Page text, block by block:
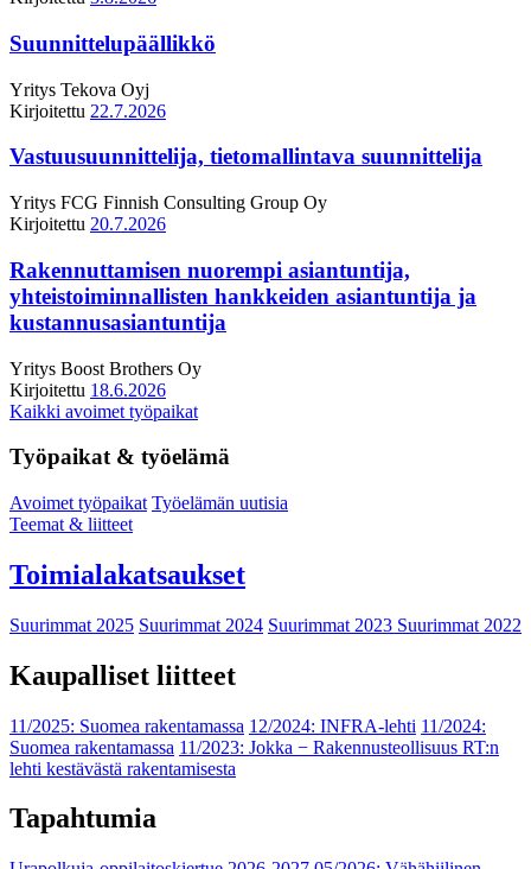
Suunnittelupäällikkö
Yritys Tekova Oyj
Kirjoitettu 22.7.2026
Vastuusuunnittelija, tietomallintava suunnittelija
Yritys FCG Finnish Consulting Group Oy
Kirjoitettu 20.7.2026
Rakennuttamisen nuorempi asiantuntija,
yhteistoiminnallisten hankkeiden asiantuntija ja
kustannusasiantuntija
Yritys Boost Brothers Oy
Kirjoitettu 18.6.2026
Kaikki avoimet työpaikat
Työpaikat & työelämä
Avoimet työpaikat Työelämän uutisia
Teemat & liitteet
Toimialakatsaukset
Suurimmat 2025 Suurimmat 2024 Suurimmat 2023 Suurimmat 2022
Kaupalliset liitteet
11/2025: Suomea rakentamassa 12/2024: INFRA-lehti 11/2024:
Suomea rakentamassa 11/2023: Jokka − Rakennusteollisuus RT:n
lehti kestävästä rakentamisesta
Tapahtumia